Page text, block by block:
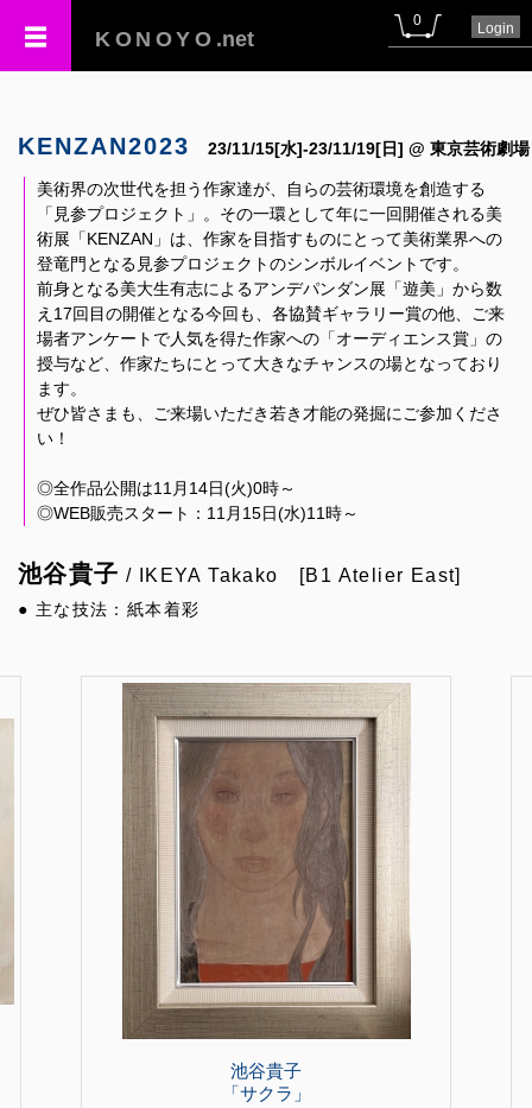
KONOYO .net
0 Login
KENZAN2023 23/11/15[水]-23/11/19[日] @ 東京芸術劇場
美術界の次世代を担う作家達が、自らの芸術環境を創造する
「見参プロジェクト」。その一環として年に一回開催される美
術展「KENZAN」は、作家を目指すものにとって美術業界への
登竜門となる見参プロジェクトのシンボルイベントです。
前身となる美大生有志によるアンデパンダン展「遊美」から数
え17回目の開催となる今回も、各協賛ギャラリー賞の他、ご来
場者アンケートで人気を得た作家への「オーディエンス賞」の
授与など、作家たちにとって大きなチャンスの場となっており
ます。
ぜひ皆さまも、ご来場いただき若き才能の発掘にご参加くださ
い！
◎全作品公開は11月14日(火)0時～
◎WEB販売スタート：11月15日(水)11時～
池谷貴子 / IKEYA Takako [B1 Atelier East]
● 主な技法：紙本着彩
池谷貴子
「サクラ」